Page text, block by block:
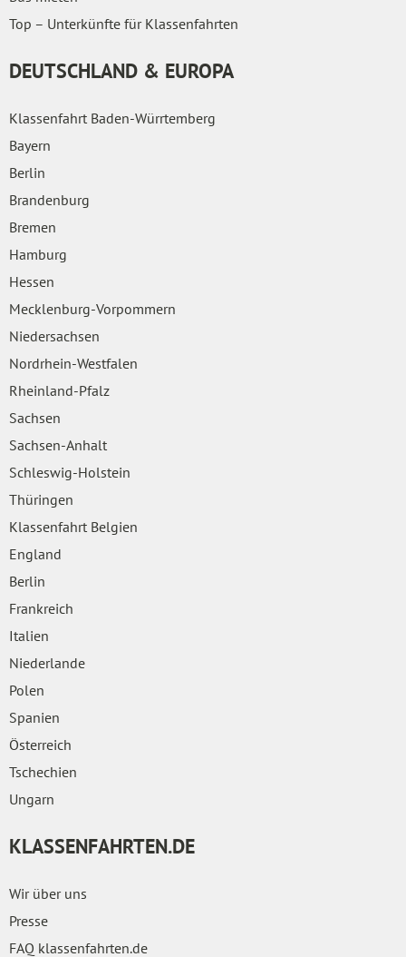
Top – Unterkünfte für Klassenfahrten
DEUTSCHLAND & EUROPA
Klassenfahrt Baden-Würrtemberg
Bayern
Berlin
Brandenburg
Bremen
Hamburg
Hessen
Mecklenburg-Vorpommern
Niedersachsen
Nordrhein-Westfalen
Rheinland-Pfalz
Sachsen
Sachsen-Anhalt
Schleswig-Holstein
Thüringen
Klassenfahrt Belgien
England
Berlin
Frankreich
Italien
Niederlande
Polen
Spanien
Österreich
Tschechien
Ungarn
KLASSENFAHRTEN.DE
Wir über uns
Presse
FAQ klassenfahrten.de